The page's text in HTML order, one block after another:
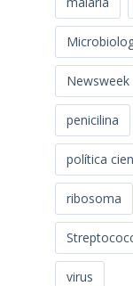
Newsweek
penicilina
política
ribosoma
virus